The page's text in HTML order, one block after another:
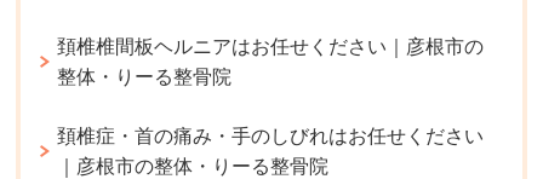
頚椎椎間板ヘルニアはお任せください｜彦根市の
整体・りーる整骨院
頚椎症・首の痛み・手のしびれはお任せください
｜彦根市の整体・りーる整骨院